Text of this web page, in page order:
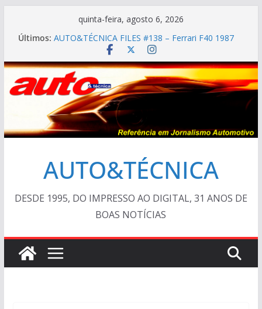
conteúdo
quinta-feira, agosto 6, 2026
Últimos: AUTO&TÉCNICA FILES #138 – Ferrari F40 1987
AUTO&TÉCNICA FILES #139 – Chevrolet Calibra
1993
Cristiano Ronaldo mostra sua garagem
Ferrari Luce 2026: esgotada em dois meses
Em crise, BMW vai demitir 8.000 na Alemanha
AUTO&TÉCNICA
DESDE 1995, DO IMPRESSO AO DIGITAL, 31 ANOS DE
BOAS NOTÍCIAS